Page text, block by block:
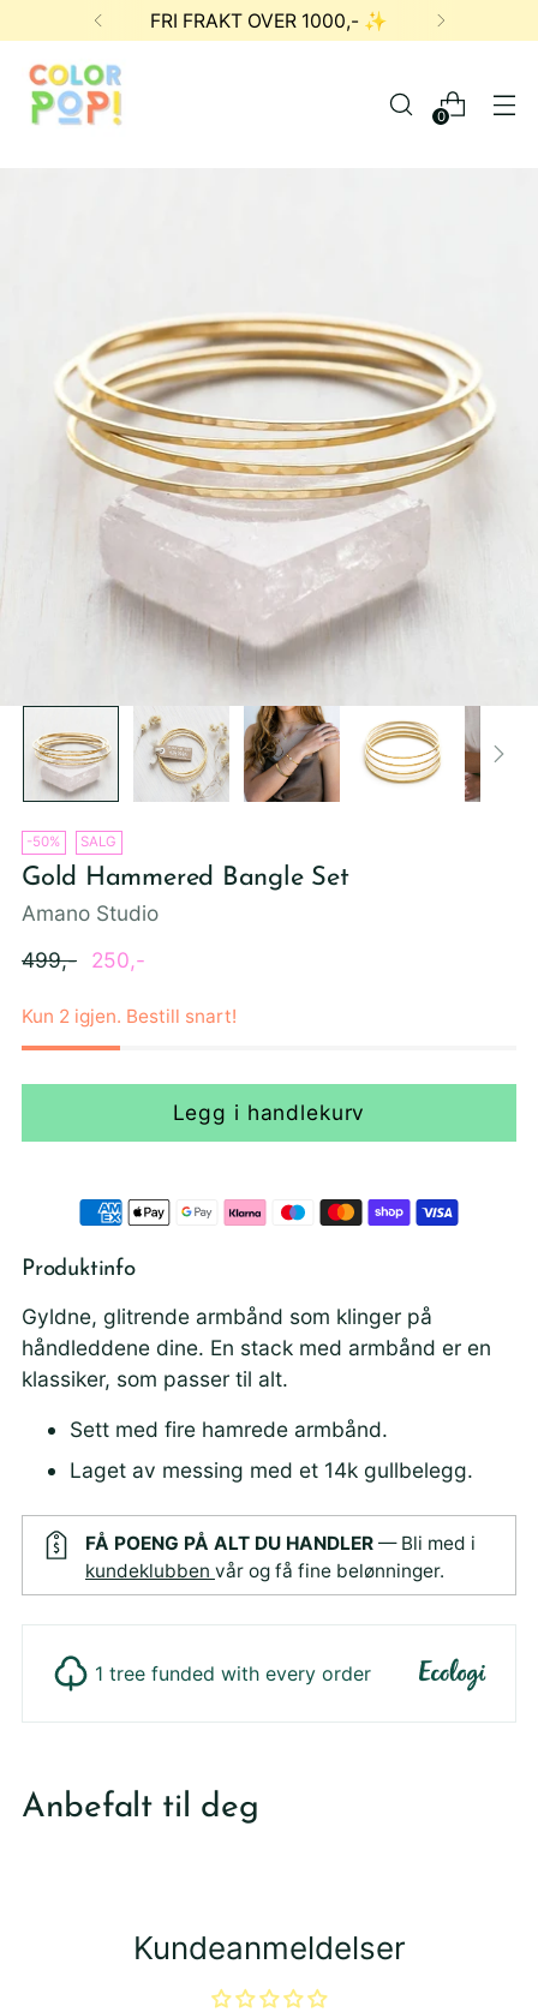
FRI FRAKT OVER 1000,- ✨
0
-50% SALG
Gold Hammered Bangle Set
Amano Studio
Ordinær
499,- 250,-
Kun 2 igjen. Bestill snart!
Legg i handlekurv
Produktinfo
Gyldne, glitrende armbånd som klinger på
håndleddene dine. En stack med armbånd er en
klassiker, som passer til alt.
Sett med fire hamrede armbånd.
Laget av messing med et 14k gullbelegg.
FÅ POENG PÅ ALT DU HANDLER — Bli med i
kundeklubben vår og få fine belønninger.
1 tree funded with every order
produktet
iAnbefalt til deg
Kundeanmeldelser